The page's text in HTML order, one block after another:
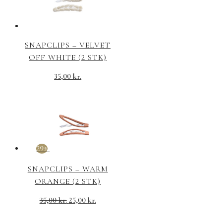
35,00 kr..
SNAPCLIPS – VELVET
OFF WHITE (2 STK)
35,00kr.
29%
SNAPCLIPS – WARM
ORANGE (2 STK)
35,00kr. Den
25,00 kr.Den